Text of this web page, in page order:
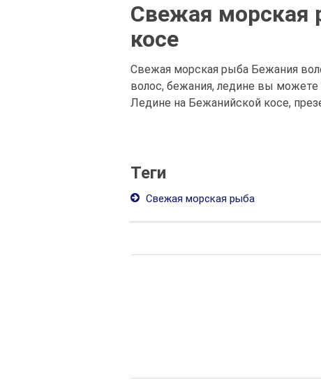
Свежая морская
косе
Свежая морская рыба Бежания
волос, бежания, ледине вы
Ледине на Бежанийской косе,
Теги
Свежая морская рыба